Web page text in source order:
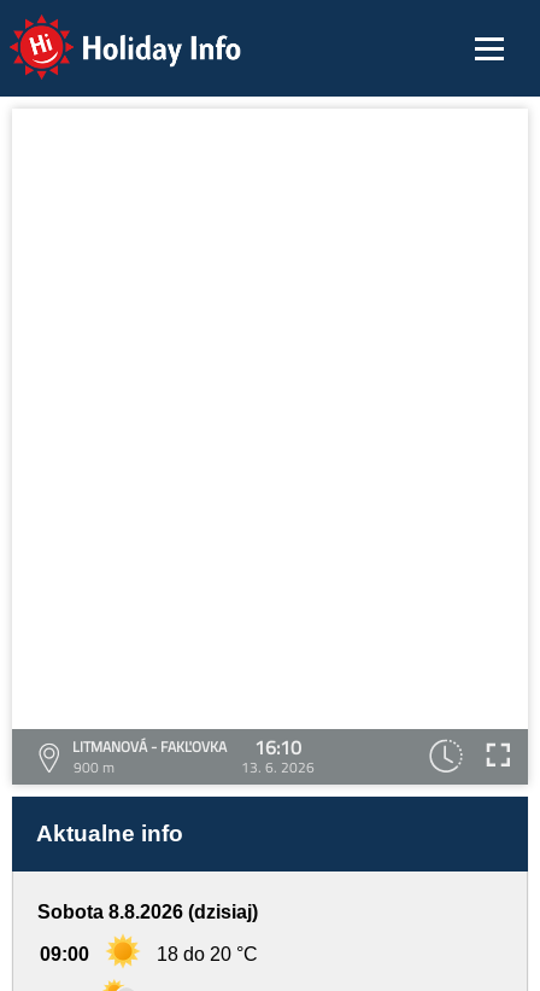
Holiday Info
LITMANOVÁ - FAKĽOVKA
900 m
16:10
13. 6. 2026
Aktualne info
Sobota 8.8.2026 (dzisiaj)
09:00 18 do 20 °C